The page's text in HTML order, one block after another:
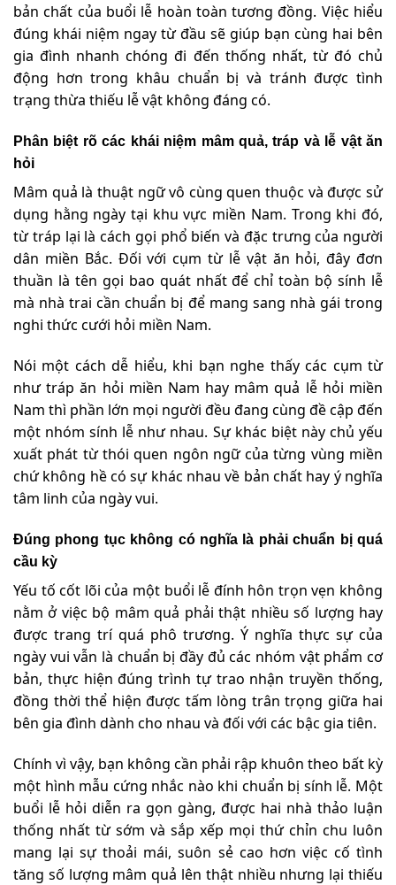
bản chất của buổi lễ hoàn toàn tương đồng. Việc hiểu
đúng khái niệm ngay từ đầu sẽ giúp bạn cùng hai bên
gia đình nhanh chóng đi đến thống nhất, từ đó chủ
động hơn trong khâu chuẩn bị và tránh được tình
trạng thừa thiếu lễ vật không đáng có.
Phân biệt rõ các khái niệm mâm quả, tráp và lễ vật ăn
hỏi
Mâm quả là thuật ngữ vô cùng quen thuộc và được sử
dụng hằng ngày tại khu vực miền Nam. Trong khi đó,
từ tráp lại là cách gọi phổ biến và đặc trưng của người
dân miền Bắc. Đối với cụm từ lễ vật ăn hỏi, đây đơn
thuần là tên gọi bao quát nhất để chỉ toàn bộ sính lễ
mà nhà trai cần chuẩn bị để mang sang nhà gái trong
nghi thức cưới hỏi miền Nam.
Nói một cách dễ hiểu, khi bạn nghe thấy các cụm từ
như tráp ăn hỏi miền Nam hay mâm quả lễ hỏi miền
Nam thì phần lớn mọi người đều đang cùng đề cập đến
một nhóm sính lễ như nhau. Sự khác biệt này chủ yếu
xuất phát từ thói quen ngôn ngữ của từng vùng miền
chứ không hề có sự khác nhau về bản chất hay ý nghĩa
tâm linh của ngày vui.
Đúng phong tục không có nghĩa là phải chuẩn bị quá
cầu kỳ
Yếu tố cốt lõi của một buổi lễ đính hôn trọn vẹn không
nằm ở việc bộ mâm quả phải thật nhiều số lượng hay
được trang trí quá phô trương. Ý nghĩa thực sự của
ngày vui vẫn là chuẩn bị đầy đủ các nhóm vật phẩm cơ
bản, thực hiện đúng trình tự trao nhận truyền thống,
đồng thời thể hiện được tấm lòng trân trọng giữa hai
bên gia đình dành cho nhau và đối với các bậc gia tiên.
Chính vì vậy, bạn không cần phải rập khuôn theo bất kỳ
một hình mẫu cứng nhắc nào khi chuẩn bị sính lễ. Một
buổi lễ hỏi diễn ra gọn gàng, được hai nhà thảo luận
thống nhất từ sớm và sắp xếp mọi thứ chỉn chu luôn
mang lại sự thoải mái, suôn sẻ cao hơn việc cố tình
tăng số lượng mâm quả lên thật nhiều nhưng lại thiếu